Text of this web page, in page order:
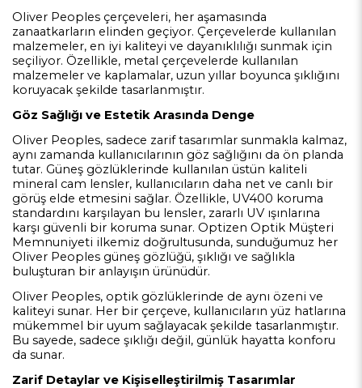
Oliver Peoples çerçeveleri, her aşamasında
zanaatkarların elinden geçiyor. Çerçevelerde kullanılan
malzemeler, en iyi kaliteyi ve dayanıklılığı sunmak için
seçiliyor. Özellikle, metal çerçevelerde kullanılan
malzemeler ve kaplamalar, uzun yıllar boyunca şıklığını
koruyacak şekilde tasarlanmıştır.
Göz Sağlığı ve Estetik Arasında Denge
Oliver Peoples, sadece zarif tasarımlar sunmakla kalmaz,
aynı zamanda kullanıcılarının göz sağlığını da ön planda
tutar. Güneş gözlüklerinde kullanılan üstün kaliteli
mineral cam lensler, kullanıcıların daha net ve canlı bir
görüş elde etmesini sağlar. Özellikle, UV400 koruma
standardını karşılayan bu lensler, zararlı UV ışınlarına
karşı güvenli bir koruma sunar. Optizen Optik Müşteri
Memnuniyeti ilkemiz doğrultusunda, sunduğumuz her
Oliver Peoples güneş gözlüğü, şıklığı ve sağlıkla
buluşturan bir anlayışın ürünüdür.
Oliver Peoples, optik gözlüklerinde de aynı özeni ve
kaliteyi sunar. Her bir çerçeve, kullanıcıların yüz hatlarına
mükemmel bir uyum sağlayacak şekilde tasarlanmıştır.
Bu sayede, sadece şıklığı değil, günlük hayatta konforu
da sunar.
Zarif Detaylar ve Kişiselleştirilmiş Tasarımlar